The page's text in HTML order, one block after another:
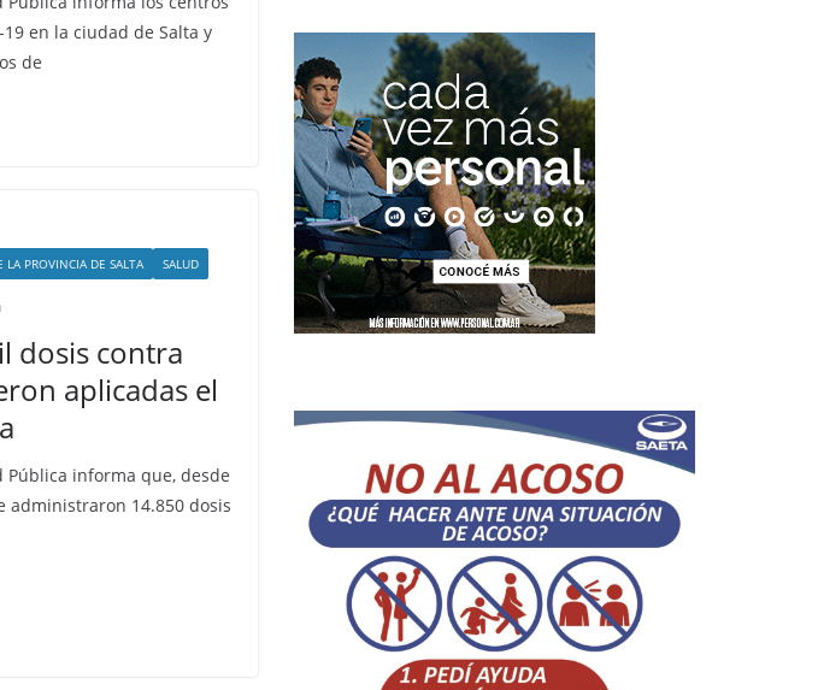
en la ciudad de Salta y
de
LA PROVINCIA DE SALTA SALUD
dosis contra
aplicadas el
Pública informa que, desde
administraron 14.850 dosis